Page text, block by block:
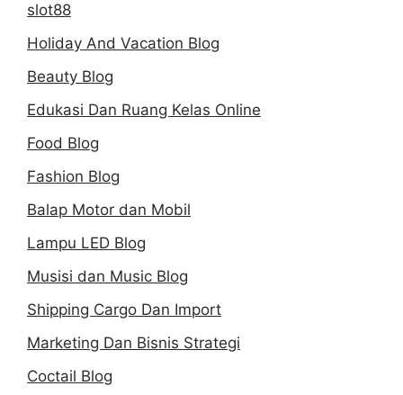
slot88
Holiday And Vacation Blog
Beauty Blog
Edukasi Dan Ruang Kelas Online
Food Blog
Fashion Blog
Balap Motor dan Mobil
Lampu LED Blog
Musisi dan Music Blog
Shipping Cargo Dan Import
Marketing Dan Bisnis Strategi
Coctail Blog